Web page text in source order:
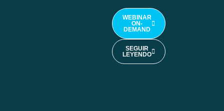
WEBINAR
ON-
DEMAND
SEGUIR
LEYENDO